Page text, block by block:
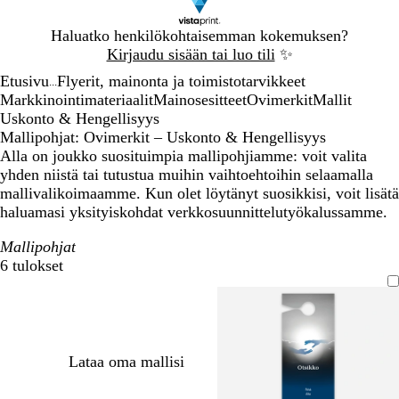
Haluatko henkilökohtaisemman kokemuksen?
Kirjaudu sisään tai luo tili ✨
1
Etusivu Flyerit, mainonta ja toimistotarvikkeet
MarkkinointimateriaalitMainosesitteetOvimerkitMallit
Uskonto & Hengellisyys
Mallipohjat: Ovimerkit – Uskonto & Hengellisyys
Alla on joukko suosituimpia mallipohjiamme: voit valita
yhden niistä tai tutustua muihin vaihtoehtoihin selaamalla
mallivalikoimaamme. Kun olet löytänyt suosikkisi, voit lisätä
haluamasi yksityiskohdat verkkosuunnittelutyökalussamme.
Mallipohjat
6 tulokset
Suodattimet
Lataa oma mallisi